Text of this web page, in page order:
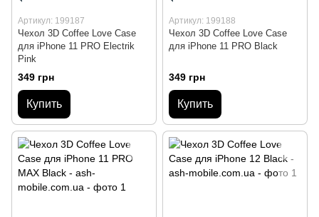
Артикул: 199187
Чехол 3D Coffee Love Case
для iPhone 11 PRO Electrik
Pink
349 грн
Купить
Артикул: 199188
Чехол 3D Coffee Love Case
для iPhone 11 PRO Black
349 грн
Купить